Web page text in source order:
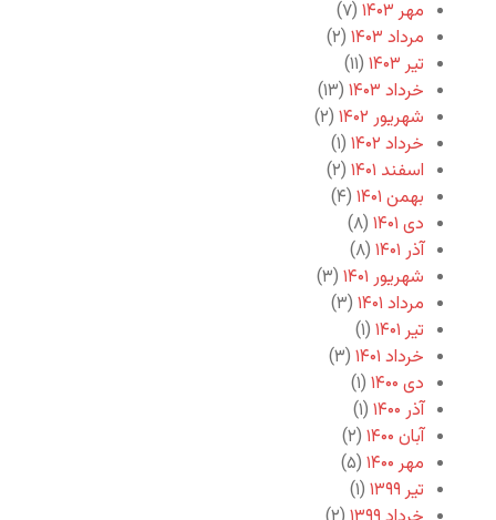
مهر ۱۴۰۳
(۷)
مرداد ۱۴۰۳
(۲)
تیر ۱۴۰۳
(۱۱)
خرداد ۱۴۰۳
(۱۳)
شهریور ۱۴۰۲
(۲)
خرداد ۱۴۰۲
(۱)
اسفند ۱۴۰۱
(۲)
بهمن ۱۴۰۱
(۴)
دی ۱۴۰۱
(۸)
آذر ۱۴۰۱
(۸)
شهریور ۱۴۰۱
(۳)
مرداد ۱۴۰۱
(۳)
تیر ۱۴۰۱
(۱)
خرداد ۱۴۰۱
(۳)
دی ۱۴۰۰
(۱)
آذر ۱۴۰۰
(۱)
آبان ۱۴۰۰
(۲)
مهر ۱۴۰۰
(۵)
تیر ۱۳۹۹
(۱)